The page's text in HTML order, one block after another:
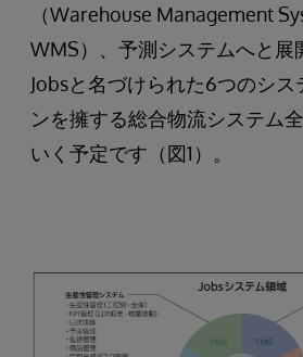
（Warehouse Management
WMS）、予測システムへと展
Jobsと名づけられた6つのシス
ンを擁する総合物流システム
いく予定です（図1）。